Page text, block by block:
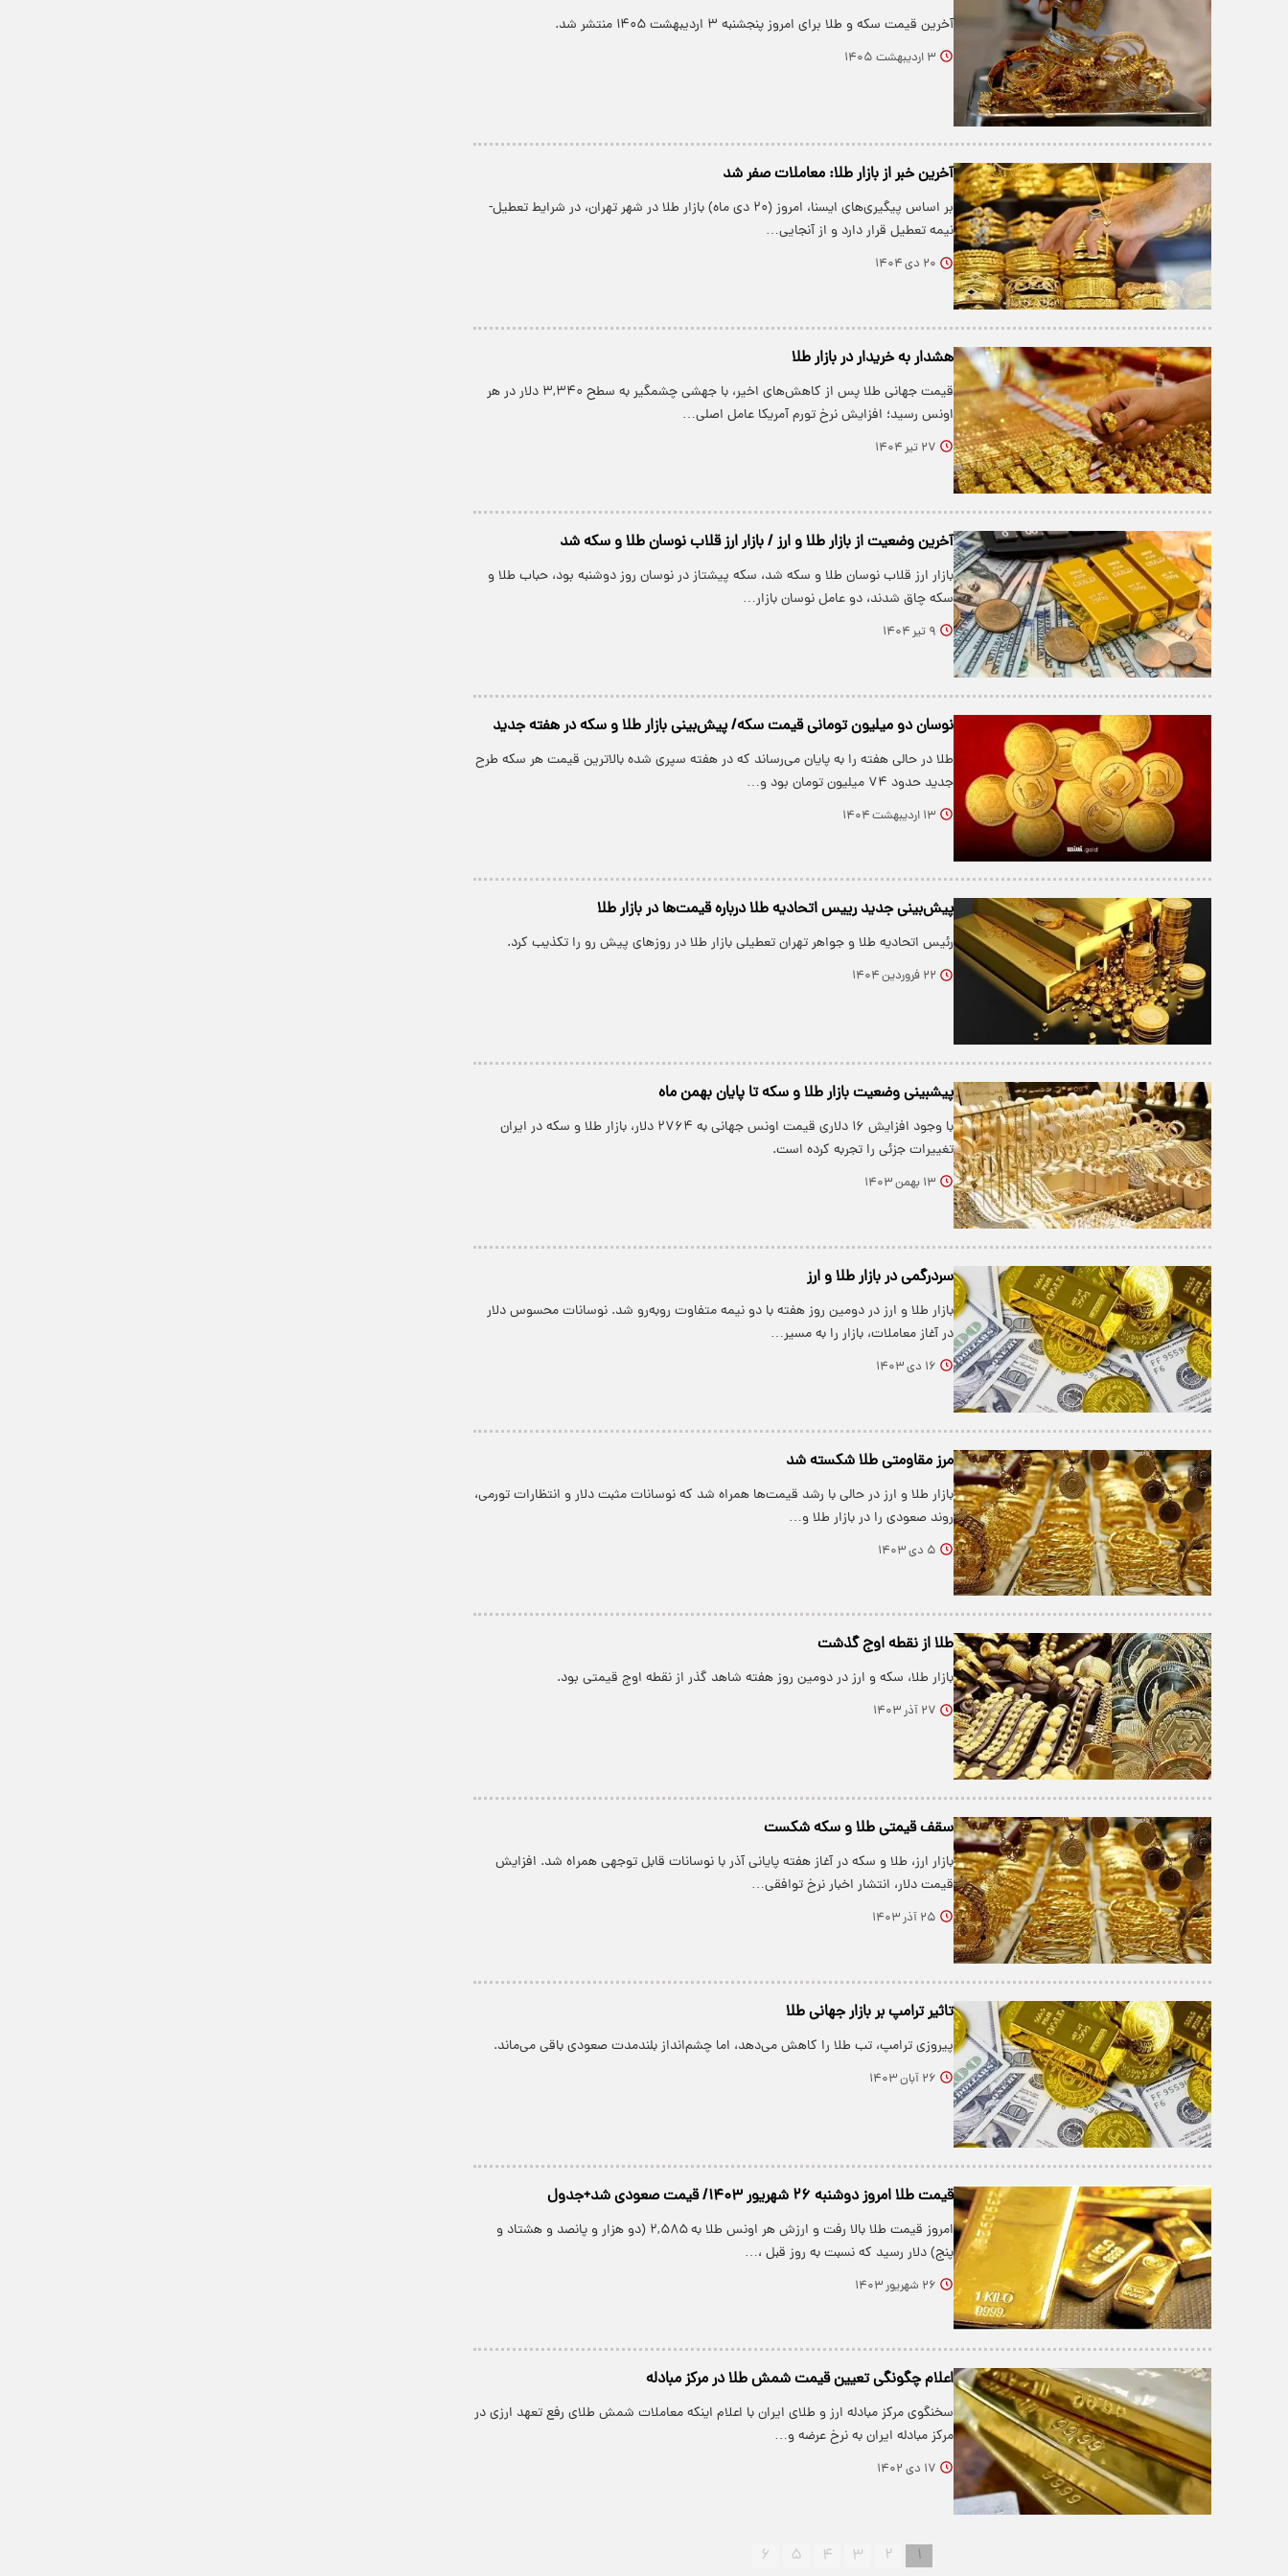
آخرین قیمت سکه و طلا برای امروز پنجشنبه ۳ اردیبهشت ۱۴۰۵ منتشر شد.
۳ اردیبهشت ۱۴۰۵
آخرین خبر از بازار طلا: معاملات صفر شد
بر اساس پیگیری‌های ایسنا، امروز (۲۰ دی ماه) بازار طلا در شهر تهران، در شرایط تعطیل-
نیمه تعطیل قرار دارد و از آنجایی…
۲۰ دی ۱۴۰۴
هشدار به خریدار در بازار طلا
قیمت جهانی طلا پس از کاهش‌های اخیر، با جهشی چشمگیر به سطح ۳,۳۴۰ دلار در هر
اونس رسید؛ افزایش نرخ تورم آمریکا عامل اصلی…
۲۷ تیر ۱۴۰۴
آخرین وضعیت از بازار طلا و ارز / بازار ارز قلاب نوسان طلا و سکه شد
بازار ارز قلاب نوسان طلا و سکه شد، سکه پیشتاز در نوسان روز دوشنبه بود، حباب طلا و
سکه چاق شدند، دو عامل نوسان بازار…
۹ تیر ۱۴۰۴
نوسان دو میلیون تومانی قیمت سکه/ پیش‌بینی بازار طلا و سکه در هفته جدید
طلا در حالی هفته را به پایان می‌رساند که در هفته سپری شده بالاترین قیمت هر سکه طرح
جدید حدود ۷۴ میلیون تومان بود و…
۱۳ اردیبهشت ۱۴۰۴
پیش‌بینی جدید رییس اتحادیه طلا درباره قیمت‌ها در بازار طلا
رئیس اتحادیه طلا و جواهر تهران تعطیلی بازار طلا در روزهای پیش رو را تکذیب کرد.
۲۲ فروردین ۱۴۰۴
پیشبینی وضعیت بازار طلا و سکه تا پایان بهمن ماه
با وجود افزایش ۱۶ دلاری قیمت اونس جهانی به ۲۷۶۴ دلار، بازار طلا و سکه در ایران
تغییرات جزئی را تجربه کرده است.
۱۳ بهمن ۱۴۰۳
سردرگمی در بازار طلا و ارز
بازار طلا و ارز در دومین روز هفته با دو نیمه متفاوت روبه‌رو شد. نوسانات محسوس دلار
در آغاز معاملات، بازار را به مسیر…
۱۶ دی ۱۴۰۳
مرز مقاومتی طلا شکسته شد
بازار طلا و ارز در حالی با رشد قیمت‌ها همراه شد که نوسانات مثبت دلار و انتظارات تورمی،
روند صعودی را در بازار طلا و…
۵ دی ۱۴۰۳
طلا از نقطه اوج گذشت
بازار طلا، سکه و ارز در دومین روز هفته شاهد گذر از نقطه اوج قیمتی بود.
۲۷ آذر ۱۴۰۳
سقف قیمتی طلا و سکه شکست
بازار ارز، طلا و سکه در آغاز هفته پایانی آذر با نوسانات قابل توجهی همراه شد. افزایش
قیمت دلار، انتشار اخبار نرخ توافقی…
۲۵ آذر ۱۴۰۳
تاثیر ترامپ بر بازار جهانی طلا
پیروزی ترامپ، تب طلا را کاهش می‌دهد، اما چشم‌انداز بلندمدت صعودی باقی می‌ماند.
۲۶ آبان ۱۴۰۳
قیمت طلا امروز دوشنبه ۲۶ شهریور ۱۴۰۳/ قیمت صعودی شد+جدول
امروز قیمت طلا بالا رفت و ارزش هر اونس طلا به ۲,۵۸۵ (دو هزار و پانصد و هشتاد و
پنج) دلار رسید که نسبت به روز قبل ،…
۲۶ شهریور ۱۴۰۳
اعلام چگونگی تعیین قیمت شمش طلا در مرکز مبادله
سخنگوی مرکز مبادله ارز و طلای ایران با اعلام اینکه معاملات شمش طلای رفع تعهد ارزی در
مرکز مبادله ایران به نرخ عرضه و…
۱۷ دی ۱۴۰۲
۱ ۲ ۳ ۴ ۵ ۶